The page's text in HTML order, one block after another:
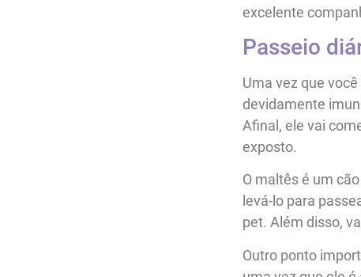
excelente
Passeio
Uma vez que
devidamente
Afinal, ele vai
exposto.
O maltês é um
levá-lo para
pet. Além disso,
Outro ponto